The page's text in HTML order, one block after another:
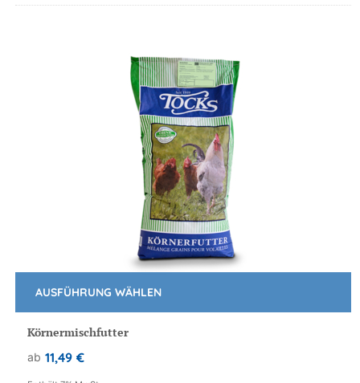
Körnermischfutter
ab 11,49 €
AUSFÜHRUNG WÄHLEN
Dieses
weist
mehrere
Varianten